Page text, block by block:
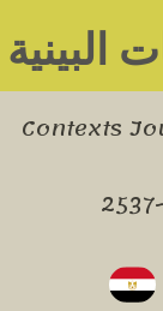
البينية
Contexts